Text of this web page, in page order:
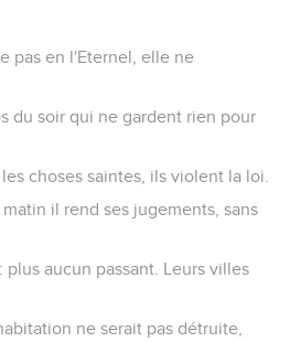
pas en l'Eternel, elle ne
du soir qui ne gardent rien pour
choses saintes, ils violent la loi.
il rend ses jugements, sans
aucun passant. Leurs villes
ne serait pas détruite,